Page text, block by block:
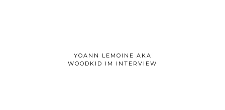
YOANN LEMOINE AKA
WOODKID IM INTERVIEW